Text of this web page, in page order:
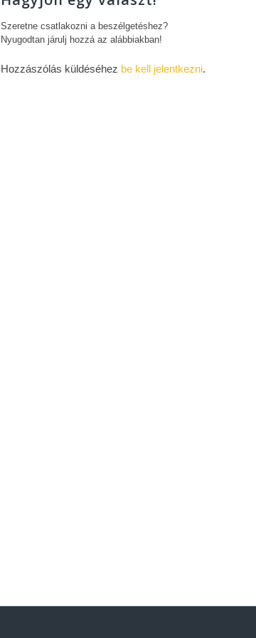
Szeretne csatlakozni a beszélgetéshez?
Nyugodtan járulj hozzá az alábbiakban!
Hozzászólás küldéséhez be kell jelentkezni.